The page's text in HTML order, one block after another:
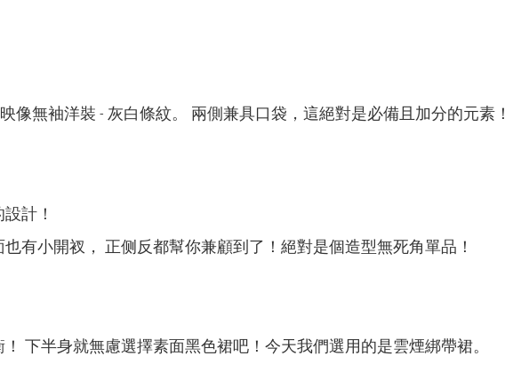
像無袖洋裝 - 灰白條紋。 兩側兼具口袋，這絕對是必備且加分的元素！
計！
有小開衩， 正侧反都幫你兼顧到了！絕對是個造型無死角單品！
下半身就無慮選擇素面黑色裙吧！今天我們選用的是雲煙綁帶裙。